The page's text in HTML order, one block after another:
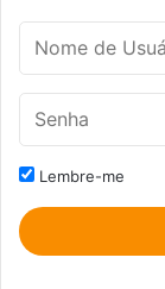
Lembre-me